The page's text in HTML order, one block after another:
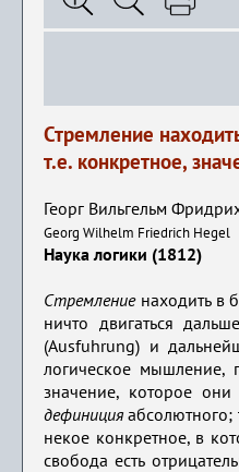
Стремление
т.е. конкретное,
Георг Вильгельм
Georg Wilhelm Friedrich Hegel
Наука логики (1812)
Стремлениенаходить в
ничто двигаться
(Ausfuhrung) и
логическое
значение, которое
дефиницияабсолютного;
некое конкретное, в
свобода есть